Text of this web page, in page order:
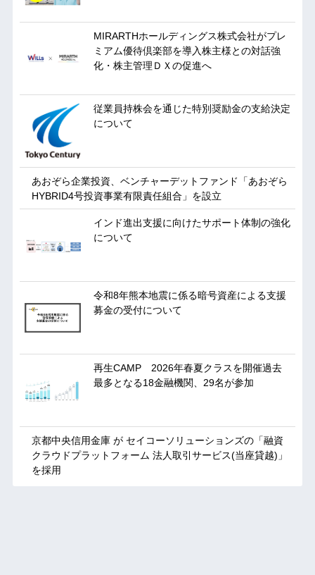
MIRARTHホールディングス株式会社がプレ
ミアム優待倶楽部を導入株主様との対話強
化・株主管理ＤＸの促進へ
従業員持株会を通じた特別奨励金の支給決定
について
あおぞら企業投資、ベンチャーデットファンド「あおぞら
HYBRID4号投資事業有限責任組合」を設立
インド進出支援に向けたサポート体制の強化
について
令和8年熊本地震に係る暗号資産による支援
募金の受付について
再生CAMP 2026年春夏クラスを開催過去
最多となる18金融機関、29名が参加
京都中央信用金庫 が セイコーソリューションズの「融資
クラウドプラットフォーム 法人取引サービス(当座貸越)」
を採用